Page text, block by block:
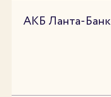
АКБ Ланта-Банк